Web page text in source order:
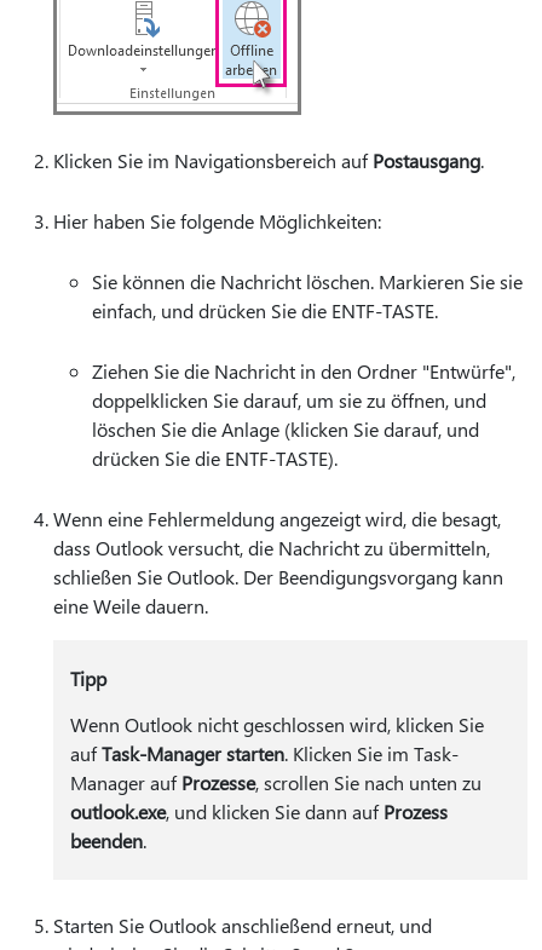
Klicken Sie im Navigationsbereich aufPostausgang.
Hier haben Sie folgende Möglichkeiten:
Sie können die Nachricht löschen. Markieren Sie sie
einfach, und drücken Sie die ENTF-TASTE.
Ziehen Sie die Nachricht in den Ordner "Entwürfe",
doppelklicken Sie darauf, um sie zu öffnen, und
löschen Sie die Anlage (klicken Sie darauf, und
drücken Sie die ENTF-TASTE).
Wenn eine Fehlermeldung angezeigt wird, die besagt,
dass Outlook versucht, die Nachricht zu übermitteln,
schließen Sie Outlook. Der Beendigungsvorgang kann
eine Weile dauern.
Tipp
Wenn Outlook nicht geschlossen wird, klicken Sie
aufTask-Manager starten. Klicken Sie im Task-
Manager aufProzesse, scrollen Sie nach unten zu
outlook.exe, und klicken Sie dann aufProzess
beenden.
Starten Sie Outlook anschließend erneut, und